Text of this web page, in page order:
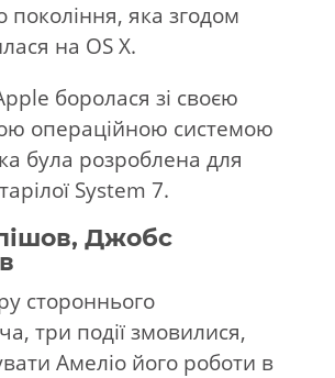
покоління, яка згодом
на OS X.
боролася зі своєю
операційною системою
була розроблена для
System 7.
Джобс
стороннього
три події змовилися,
Амеліо його роботи в